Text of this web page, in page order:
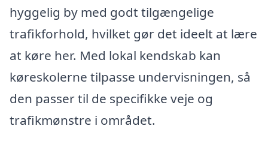
hyggelig by med godt tilgængelige
trafikforhold, hvilket gør det ideelt at lære
at køre her. Med lokal kendskab kan
køreskolerne tilpasse undervisningen, så
den passer til de specifikke veje og
trafikmønstre i området.